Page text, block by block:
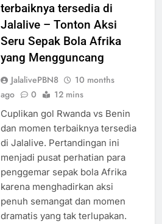
terbaiknya tersedia di
Jalalive – Tonton Aksi
Seru Sepak Bola Afrika
yang Mengguncang
JalalivePBN8
10 months
ago
0 12 mins
Cuplikan gol Rwanda vs Benin
dan momen terbaiknya tersedia
di Jalalive. Pertandingan ini
menjadi pusat perhatian para
penggemar sepak bola Afrika
karena menghadirkan aksi
penuh semangat dan momen
dramatis yang tak terlupakan.